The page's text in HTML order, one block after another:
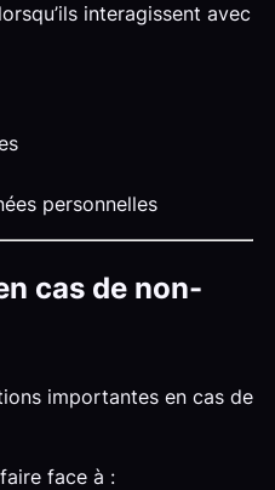
interagissent avec
personnelles
cas de non-
importantes en cas de
face à :